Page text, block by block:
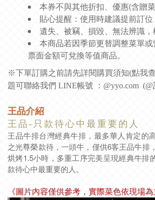
本券不與其他折扣、優惠(含贈菜
貼心提醒：使用時建議提前訂位
遺失、被竊、損毀、無法辨識，
本商品若因季節更替調整菜單
票面金額可兌換等值商品。
※下單訂購之前請先詳閱購買須知(點我
題可聯絡我們 LINE帳號 ：@yyo.com
王品介紹
王 品 - 只 款 待心 中 最 重 要 的 人
王品牛排台灣經典牛排，最多華人肯定的
之光尊榮款待，一頭牛，僅供6客王品牛排
烘烤1.5小時，多重工序完美呈現經典牛排
款待心中最重要的人。
《圖片內容僅供參考，實際菜色依現場為